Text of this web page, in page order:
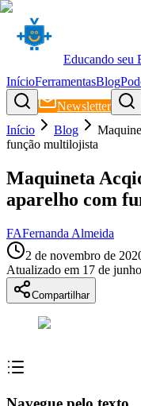
Educando seu
InícioFerramentasBlog
Newsletter
Início
Blog
função multilojista
Maquineta
aparelho com
FAFernanda Almeida
2 de novembro de
Atualizado em 17 de
Compartilhar